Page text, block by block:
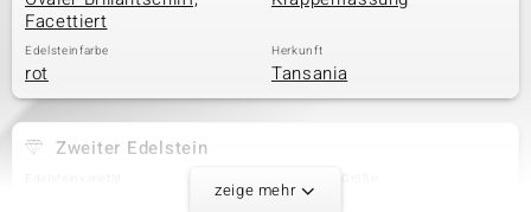
Facettiert
Edelsteinfarbe
rot
Herkunft
Tansania
Zweiter Edelstein
4 à 1,5 mm
zeige mehr